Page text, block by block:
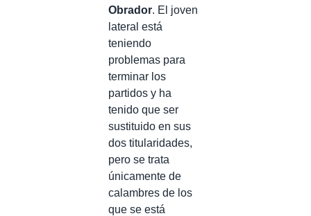
Obrador. El joven
lateral está
teniendo
problemas para
terminar los
partidos y ha
tenido que ser
sustituido en sus
dos titularidades,
pero se trata
únicamente de
calambres de los
que se está